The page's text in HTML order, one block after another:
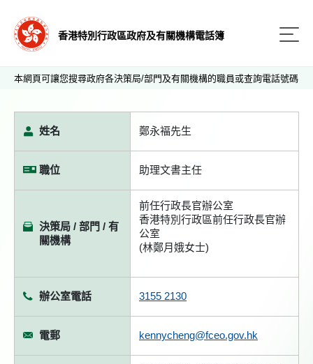
香港特別行政區政府及有關機構電話簿
本網頁可讓您搜尋政府各決策局/部門及有關機構的職員或查詢電話號碼
姓名 鄭永褔先生
職位 助理文書主任
決策局 / 部門 / 有
關機構
前任行政長官辦公室
香港特別行政區前任行政長官辦
公室
(林鄭月娥女士)
辦公室電話 3155 2130
電郵 kennycheng@fceo.gov.hk